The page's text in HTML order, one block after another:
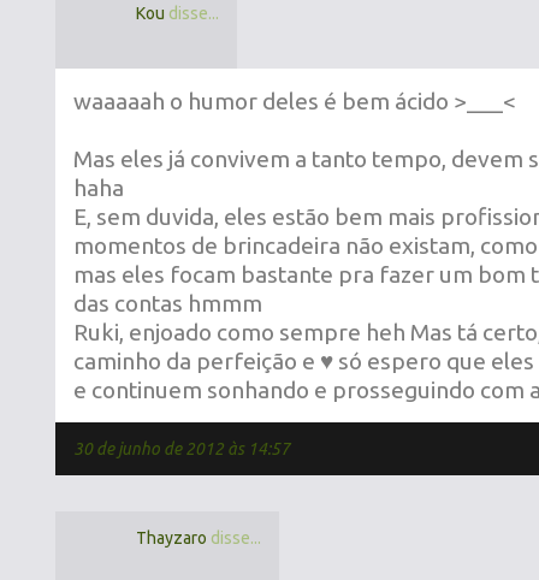
Kou disse...
waaaaah o humor deles é bem ácido >___<
Mas eles já convivem a tanto tempo, devem
haha
E, sem duvida, eles estão bem mais
momentos de brincadeira não existam,
mas eles focam bastante pra fazer um bom
das contas hmmm
Ruki, enjoado como sempre heh Mas tá
caminho da perfeição e ♥ só espero que
e continuem sonhando e prosseguindo com
30 de junho de 2012 às 14:57
Thayzaro disse...